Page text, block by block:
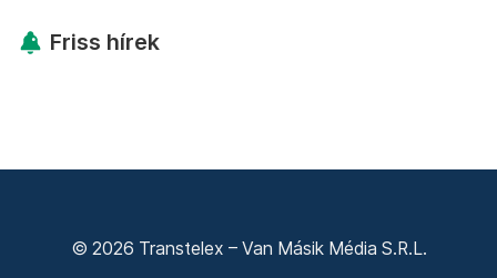
Friss hírek
© 2026 Transtelex – Van Másik Média S.R.L.